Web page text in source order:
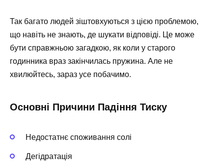
Так багато людей зіштовхуються з цією проблемою,
що навіть не знають, де шукати відповіді. Це може
бути справжньою загадкою, як коли у старого
годинника враз закінчилась пружина. Але не
хвилюйтесь, зараз усе побачимо.
Основні Причини Падіння Тиску
Недостатнє споживання солі
Дегідратація